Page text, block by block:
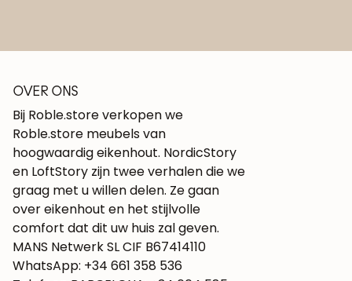
OVER ONS
Bij Roble.store verkopen we
Roble.store meubels van
hoogwaardig eikenhout. NordicStory
en LoftStory zijn twee verhalen die we
graag met u willen delen. Ze gaan
over eikenhout en het stijlvolle
comfort dat dit uw huis zal geven.
MANS Netwerk SL CIF B67414110
WhatsApp: +34 661 358 536